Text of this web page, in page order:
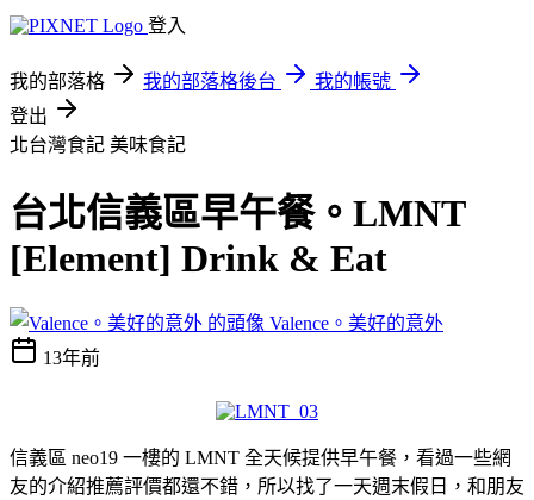
登入
我的部落格 我的部落格後台
我的帳號
登出
北台灣食記 美味食記
台北信義區早午餐。LMNT
[Element] Drink & Eat
Valence。美好的意外
13年前
信義區 neo19 一樓的 LMNT 全天候提供早午餐，看過一些網
友的介紹推薦評價都還不錯，所以找了一天週末假日，和朋友